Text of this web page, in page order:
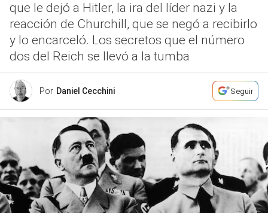
que le dejó a Hitler, la ira del líder nazi y la
reacción de Churchill, que se negó a recibirlo
y lo encarceló. Los secretos que el número
dos del Reich se llevó a la tumba
Por Daniel Cecchini Seguir